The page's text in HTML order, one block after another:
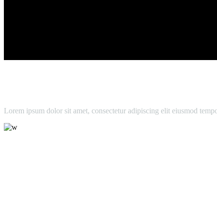
Lorem ipsum dolor sit amet, consectetur adipiscing elit eiusmod